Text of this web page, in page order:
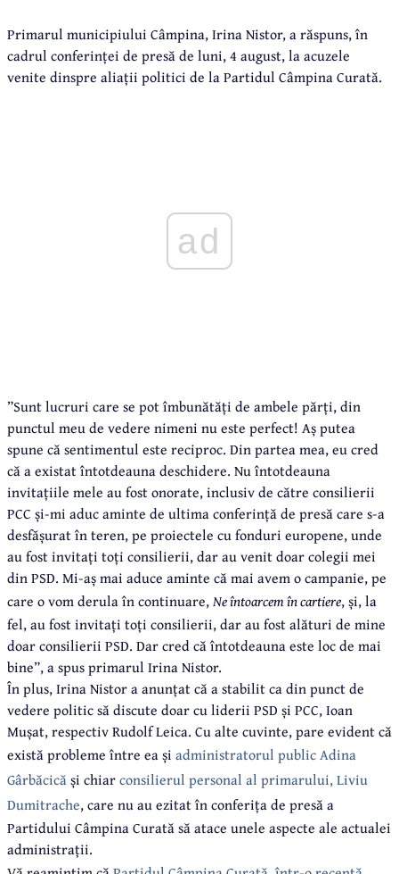
Primarul municipiului Câmpina, Irina Nistor, a răspuns, în
cadrul conferinței de presă de luni, 4 august, la acuzele
venite dinspre aliații politici de la Partidul Câmpina Curată.
ad
”Sunt lucruri care se pot îmbunătăți de ambele părți, din
punctul meu de vedere nimeni nu este perfect! Aș putea
spune că sentimentul este reciproc. Din partea mea, eu cred
că a existat întotdeauna deschidere. Nu întotdeauna
invitațiile mele au fost onorate, inclusiv de către consilierii
PCC și-mi aduc aminte de ultima conferință de presă care s-a
desfășurat în teren, pe proiectele cu fonduri europene, unde
au fost invitați toți consilierii, dar au venit doar colegii mei
din PSD. Mi-aș mai aduce aminte că mai avem o campanie, pe
care o vom derula în continuare,Ne întoarcem în cartiere, și, la
fel, au fost invitați toți consilierii, dar au fost alături de mine
doar consilierii PSD. Dar cred că întotdeauna este loc de mai
bine”, a spus primarul Irina Nistor.
În plus, Irina Nistor a anunțat că a stabilit ca din punct de
vedere politic să discute doar cu liderii PSD și PCC, Ioan
Mușat, respectiv Rudolf Leica. Cu alte cuvinte, pare evident că
există probleme între ea și administratorul public Adina
Gârbăcicăși chiarconsilierul personal al primarului, Liviu
Dumitrache, care nu au ezitat în conferița de presă a
Partidului Câmpina Curată să atace unele aspecte ale actualei
administrații.